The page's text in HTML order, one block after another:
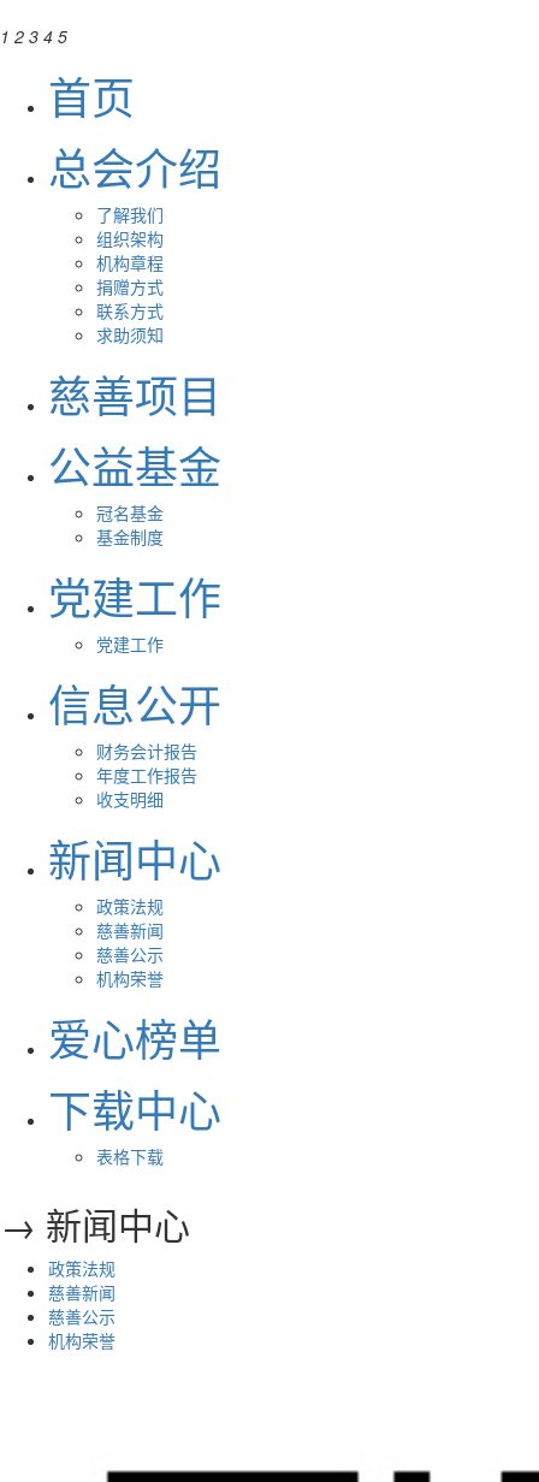
1 2 3 4 5
首页
总会介绍
了解我们
组织架构
机构章程
捐赠方式
联系方式
求助须知
慈善项目
公益基金
冠名基金
基金制度
党建工作
党建工作
信息公开
财务会计报告
年度工作报告
收支明细
新闻中心
政策法规
慈善新闻
慈善公示
机构荣誉
爱心榜单
下载中心
表格下载
→ 新闻中心
政策法规
慈善新闻
慈善公示
机构荣誉